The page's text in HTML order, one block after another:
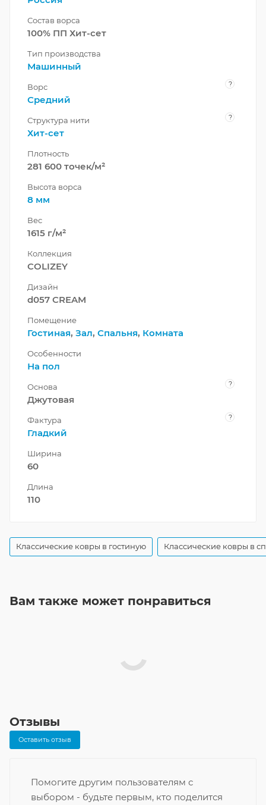
Состав ворса
100% ПП Хит-сет
Тип производства
Машинный
Ворс ?
Средний
Структура нити ?
Хит-сет
Плотность
281 600 точек/м²
Высота ворса
8 мм
Вес
1615 г/м²
Коллекция
COLIZEY
Дизайн
d057 CREAM
Помещение
Гостиная, Зал, Спальня, Комната
Особенности
На пол
Основа ?
Джутовая
Фактура ?
Гладкий
Ширина
60
Длина
110
Классические ковры в гостиную Классические ковры в
Вам также может понравиться
Отзывы
Оставить отзыв
Помогите другим пользователям с
выбором - будьте первым, кто поделится